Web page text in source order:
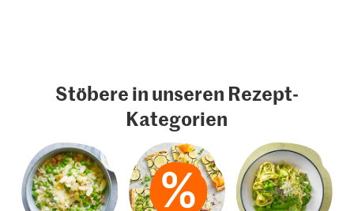
Stöbere in unseren Rezept-
Kategorien